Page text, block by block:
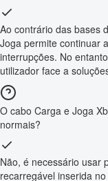
Ao contrário das bases
Joga permite continuar
interrupções. No
utilizador face a
O cabo Carga e Joga
normais?
Não, é necessário usar
recarregável inserida